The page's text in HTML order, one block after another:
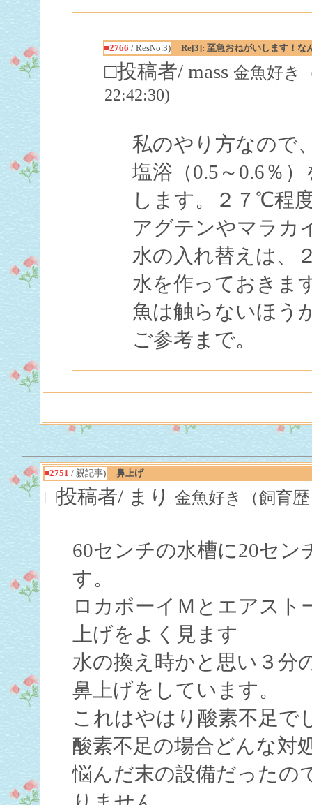
■2766 / ResNo.3) Re[3]: 至急おねがいします！な
□投稿者/ mass金魚好き
22:42:30)
私のやり方なので
塩浴（0.5～0.6％
します。２７℃程
アグテンやマラカ
水の入れ替えは、
水を作っておきま
魚は触らないほう
ご参考まで。
■2751 / 親記事) 鼻上げ
□投稿者/ まり金魚好き（飼育歴
60センチの水槽に20セ
す。
ロカボーイＭとエアスト
上げをよく見ます
水の換え時かと思い３分
鼻上げをしています。
これはやはり酸素不足で
酸素不足の場合どんな対
悩んだ末の設備だったの